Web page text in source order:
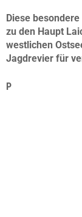
Diese
zu den Haupt
westlichen
Jagdrevier für
P